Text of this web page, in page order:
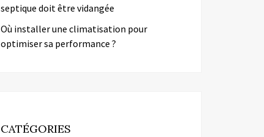
septique doit être vidangée
Où installer une climatisation pour
optimiser sa performance ?
CATÉGORIES